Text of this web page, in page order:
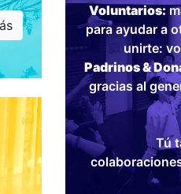
Voluntarios:
para ayudar a
unirte:
Padrinos &
gracias al
Tú